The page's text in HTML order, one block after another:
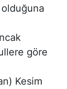
göre
Kesim